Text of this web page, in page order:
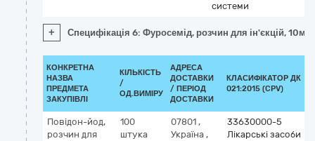
системи
+ Специфікація 6: Фуросемід, розчин для ін'єкцій,
КОНКРЕТНА
НАЗВА
ПРЕДМЕТА
ЗАКУПІВЛІ
КІЛЬКІСТЬ
/
ОД.ВИМІРУ
АДРЕСА
ДОСТАВКИ
/ ПЕРІОД
ДОСТАВКИ
КЛАСИФІКАТОР ДК
021:2015 (CPV)
Повідон-йод,
розчин для
100
штука
07801 ,
Україна ,
33630000-5
Лікарські засоби